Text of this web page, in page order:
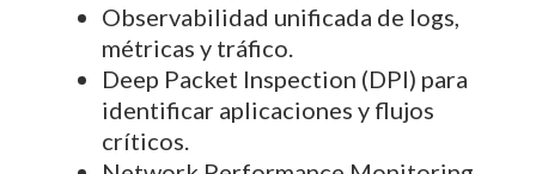
Observabilidad unificada de logs,
métricas y tráfico.
Deep Packet Inspection (DPI) para
identificar aplicaciones y flujos
críticos.